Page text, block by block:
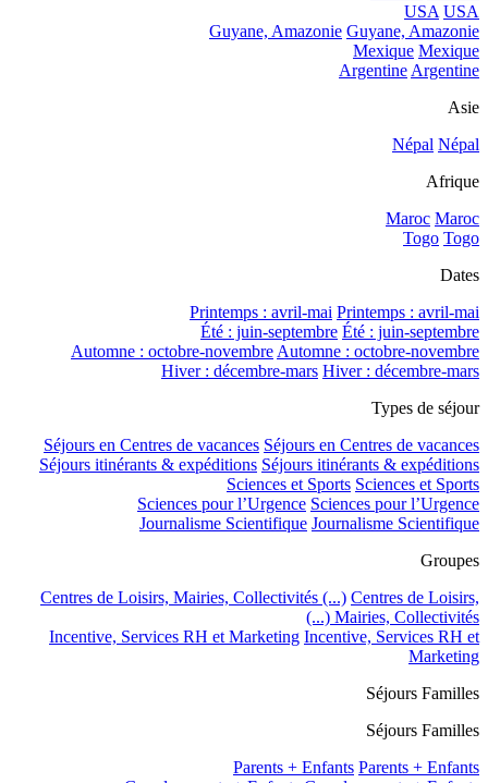
USA USA
Guyane, Amazonie Guyane, Amazonie
Mexique Mexique
ArgentineArgentine
Asie
Népal Népal
Afrique
Maroc Maroc
Togo Togo
Dates
Printemps : avril-mai Printemps : avril-mai
Été : juin-septembre Été : juin-septembre
Automne : octobre-novembreAutomne : octobre-novembre
Hiver : décembre-mars Hiver : décembre-mars
Types de séjour
Séjours en Centres de vacances Séjours en Centres de vacances
Séjours itinérants & expéditions Séjours itinérants & expéditions
Sciences et Sports Sciences et Sports
Sciences pour l’Urgence Sciences pour l’Urgence
Journalisme Scientifique Journalisme Scientifique
Groupes
Centres de Loisirs, Mairies, Collectivités (...) Centres de Loisirs,
Mairies, Collectivités (...)
Incentive, Services RH et Marketing Incentive, Services RH et
Marketing
Séjours Familles
Séjours Familles
Parents + Enfants Parents + Enfants